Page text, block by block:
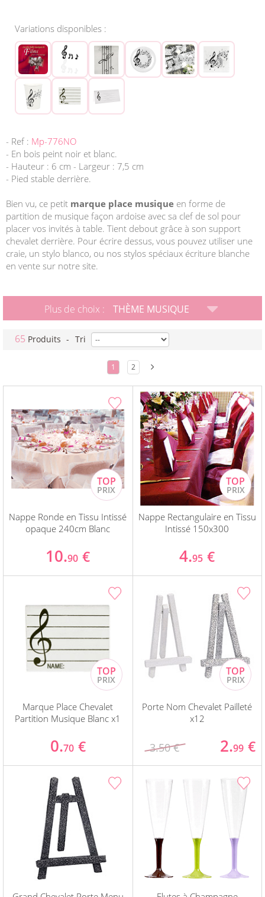
Variations disponibles :
- Ref : Mp-776NO
- En bois peint noir et blanc.
- Hauteur : 6 cm - Largeur : 7,5 cm
- Pied stable derrière.
Bien vu, ce petit marque place musique en forme de
partition de musique façon ardoise avec sa clef de sol pour
placer vos invités à table. Tient debout grâce à son support
chevalet derrière. Pour écrire dessus, vous pouvez utiliser une
craie, un stylo blanco, ou nos stylos spéciaux écriture blanche
en vente sur notre site.
Plus de choix : THÈME MUSIQUE
65 Produits - Tri
1 2
Nappe Ronde en Tissu Intissé
opaque 240cm Blanc
10.90 €
Nappe Rectangulaire en Tissu
Intissé 150x300
4.95 €
Marque Place Chevalet
Partition Musique Blanc x1
0.70 €
Porte Nom Chevalet Pailleté
x12
3.50 € 2.99 €